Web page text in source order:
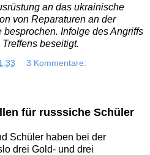
an das ukrainische
von Reparaturen an der
Infolge des Angriffs
beseitigt.
3 Kommentare:
für russsiche Schüler
Schüler haben bei der
drei Gold- und drei